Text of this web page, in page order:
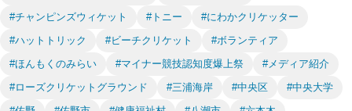
#チャンピンズウィケット
#トニー
#にわかクリケッター
#ハットトリック
#ビーチクリケット
#ボランティア
#ほんもくのみらい
#マイナー競技認知度爆上祭
#メディア紹介
#ローズクリケットグラウンド
#三浦海岸 #中央区
#中央大学